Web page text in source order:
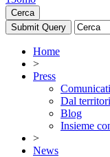
Cerca
Home
>
Press
Dal
Blog
Insieme
>
News